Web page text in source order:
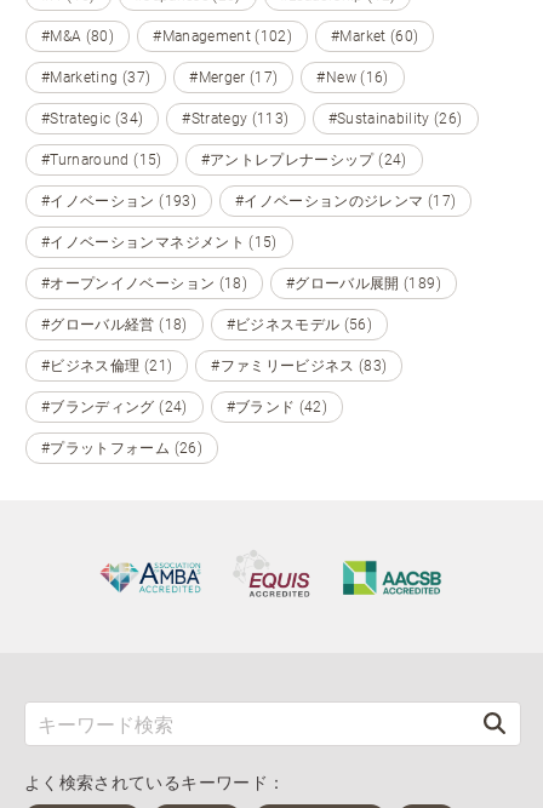
#M&A (80) #Management (102) #Market (60)
#Marketing (37) #Merger (17) #New (16)
#Strategic (34) #Strategy (113) #Sustainability (26)
#Turnaround (15) #アントレプレナーシップ (24)
#イノベーション (193) #イノベーションのジレンマ (17)
#イノベーションマネジメント (15)
#オープンイノベーション (18) #グローバル展開 (189)
#グローバル経営 (18) #ビジネスモデル (56)
#ビジネス倫理 (21) #ファミリービジネス (83)
#ブランディング (24) #ブランド (42)
#プラットフォーム (26)
よく検索されているキーワード：